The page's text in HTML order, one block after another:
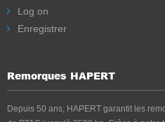
Log on
Enregistrer
Remorques HAPERT
Depuis 50 ans, HAPERT garantit les